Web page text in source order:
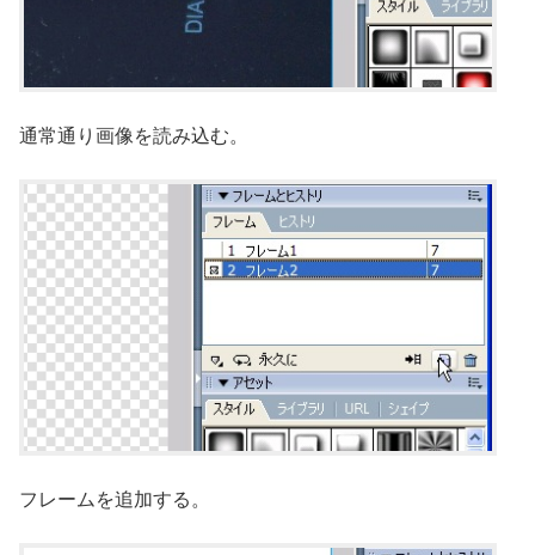
通常通り画像を読み込む。
フレームを追加する。